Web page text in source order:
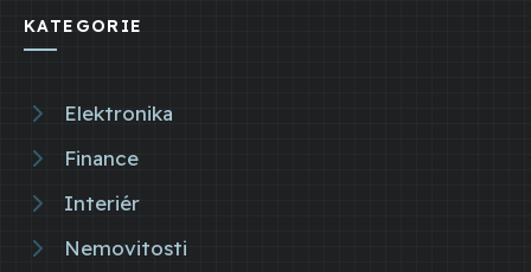
KATEGORIE
Elektronika
Finance
Interiér
Nemovitosti